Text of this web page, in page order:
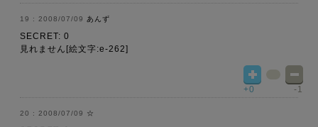
2008/07/09 あんず
SECRET: 0
見れません[絵文字:e-262]
+0 -1
2008/07/09 ☆